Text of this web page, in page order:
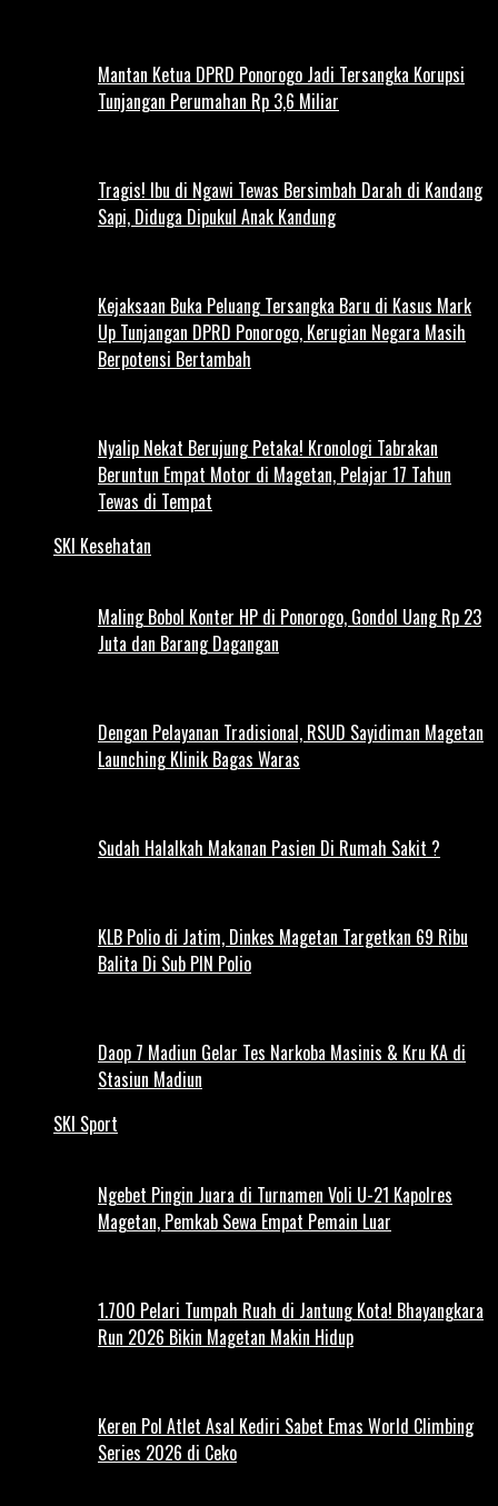
Mantan Ketua DPRD Ponorogo Jadi Tersangka Korupsi
Tunjangan Perumahan Rp 3,6 Miliar
Tragis! Ibu di Ngawi Tewas Bersimbah Darah di Kandang
Sapi, Diduga Dipukul Anak Kandung
Kejaksaan Buka Peluang Tersangka Baru di Kasus Mark
Up Tunjangan DPRD Ponorogo, Kerugian Negara Masih
Berpotensi Bertambah
Nyalip Nekat Berujung Petaka! Kronologi Tabrakan
Beruntun Empat Motor di Magetan, Pelajar 17 Tahun
Tewas di Tempat
SKI Kesehatan
Maling Bobol Konter HP di Ponorogo, Gondol Uang Rp 23
Juta dan Barang Dagangan
Dengan Pelayanan Tradisional, RSUD Sayidiman Magetan
Launching Klinik Bagas Waras
Sudah Halalkah Makanan Pasien Di Rumah Sakit ?
KLB Polio di Jatim, Dinkes Magetan Targetkan 69 Ribu
Balita Di Sub PIN Polio
Daop 7 Madiun Gelar Tes Narkoba Masinis & Kru KA di
Stasiun Madiun
SKI Sport
Ngebet Pingin Juara di Turnamen Voli U-21 Kapolres
Magetan, Pemkab Sewa Empat Pemain Luar
1.700 Pelari Tumpah Ruah di Jantung Kota! Bhayangkara
Run 2026 Bikin Magetan Makin Hidup
Keren Pol Atlet Asal Kediri Sabet Emas World Climbing
Series 2026 di Ceko